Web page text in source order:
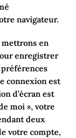
navigateur.
mettrons en
enregistrer
connexion est
d’écran est
moi », votre
deux
votre compte,